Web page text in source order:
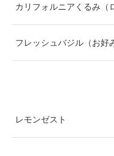
カリフォルニアくるみ（
フレッシュバジル（お好
レモンゼスト